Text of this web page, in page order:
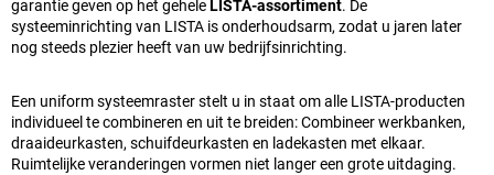
garantie geven op het gehele LISTA-assortiment. De
systeeminrichting van LISTA is onderhoudsarm, zodat u jaren later
nog steeds plezier heeft van uw bedrijfsinrichting.
Een uniform systeemraster stelt u in staat om alle LISTA-producten
individueel te combineren en uit te breiden: Combineer werkbanken,
draaideurkasten, schuifdeurkasten en ladekasten met elkaar.
Ruimtelijke veranderingen vormen niet langer een grote uitdaging.